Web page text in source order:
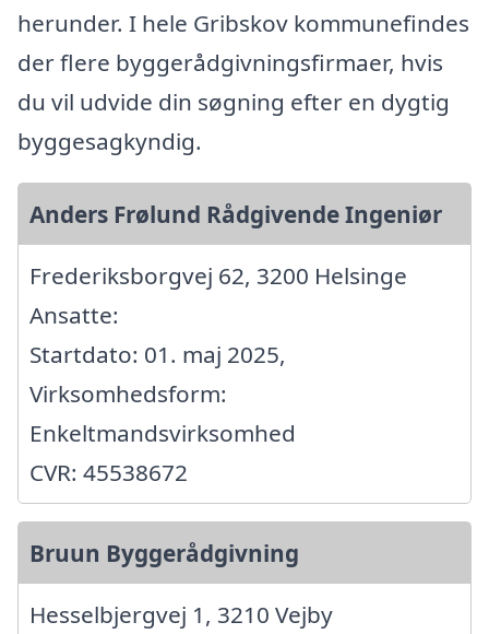
herunder. I hele Gribskov kommunefindes
der flere byggerådgivningsfirmaer, hvis
du vil udvide din søgning efter en dygtig
byggesagkyndig.
Anders Frølund Rådgivende Ingeniør
Frederiksborgvej 62, 3200 Helsinge
Ansatte:
Startdato: 01. maj 2025,
Virksomhedsform:
Enkeltmandsvirksomhed
CVR: 45538672
Bruun Byggerådgivning
Hesselbjergvej 1, 3210 Vejby